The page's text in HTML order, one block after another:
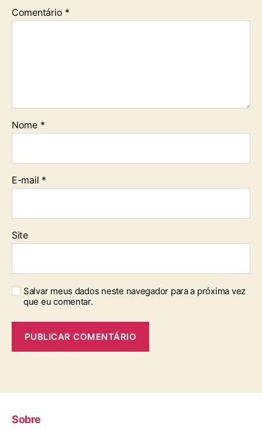
Comentário *
Nome *
E-mail *
Site
Salvar meus dados neste navegador para a próxima vez
que eu comentar.
Sobre